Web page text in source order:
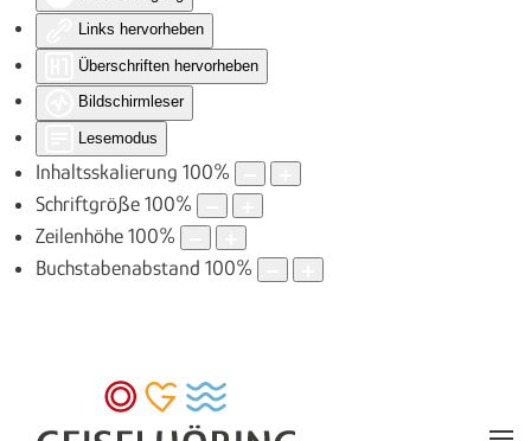
Links hervorheben
Überschriften hervorheben
Bildschirmleser
Lesemodus
Inhaltsskalierung 100%
Schriftgröße 100%
Zeilenhöhe 100%
Buchstabenabstand 100%